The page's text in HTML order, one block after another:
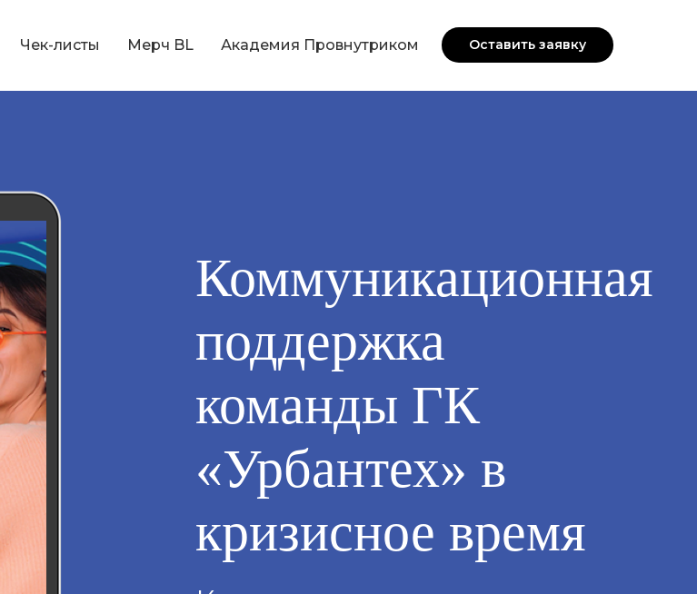
Чек-листы Мерч BL Академия Провнутриком Оставить заявку
Коммуникационная
поддержка
команды ГК
«Урбантех» в
кризисное время